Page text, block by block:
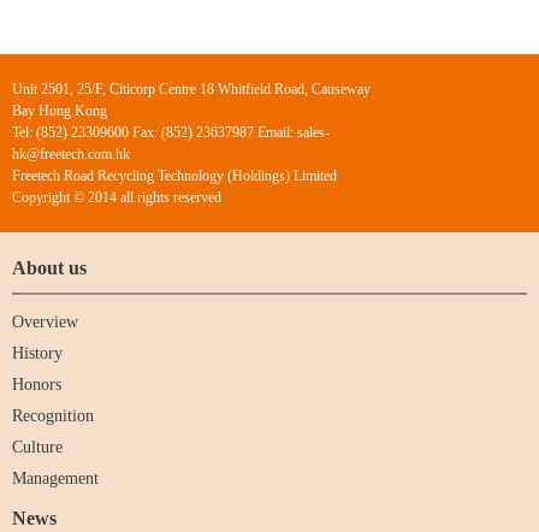
Unit 2501, 25/F, Citicorp Centre 18 Whitfield Road, Causeway
Bay Hong Kong
Tel: (852) 23309600 Fax: (852) 23637987 Email: sales-
hk@freetech.com.hk
Freetech Road Recycling Technology (Holdings) Limited
Copyright © 2014 all rights reserved
About us
Overview
History
Honors
Recognition
Culture
Management
News